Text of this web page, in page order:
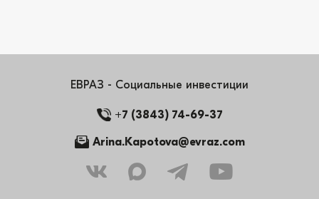
ЕВРАЗ - Социальные инвестиции
+7 (3843) 74-69-37
Arina.Kapotova@evraz.com